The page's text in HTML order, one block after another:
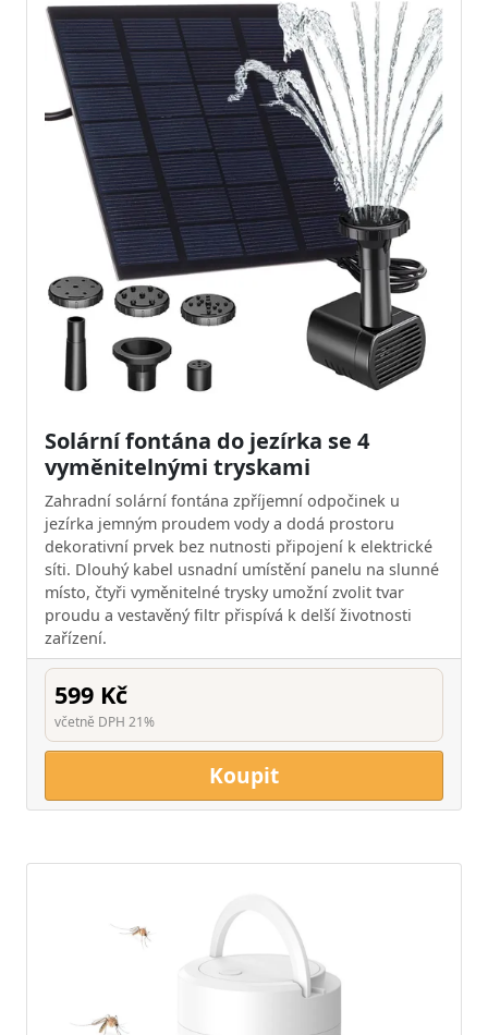
Solární fontána do jezírka se 4
vyměnitelnými tryskami
Zahradní solární fontána zpříjemní odpočinek u
jezírka jemným proudem vody a dodá prostoru
dekorativní prvek bez nutnosti připojení k elektrické
síti. Dlouhý kabel usnadní umístění panelu na slunné
místo, čtyři vyměnitelné trysky umožní zvolit tvar
proudu a vestavěný filtr přispívá k delší životnosti
zařízení.
599 Kč
včetně DPH 21%
Koupit